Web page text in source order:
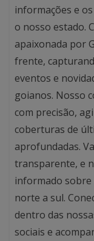
informações e
o nosso estado.
apaixonada por
frente,
eventos e
goianos. Nosso
com precisão,
coberturas de
aprofundadas.
transparente, e
informado sobre
norte a sul.
dentro das
sociais e